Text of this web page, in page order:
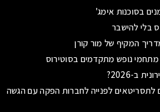
בסוכנות אימג'
בלי להישבר
ב-2026?
לתסריטאים לפנייה לחברות הפקה עם הגשה